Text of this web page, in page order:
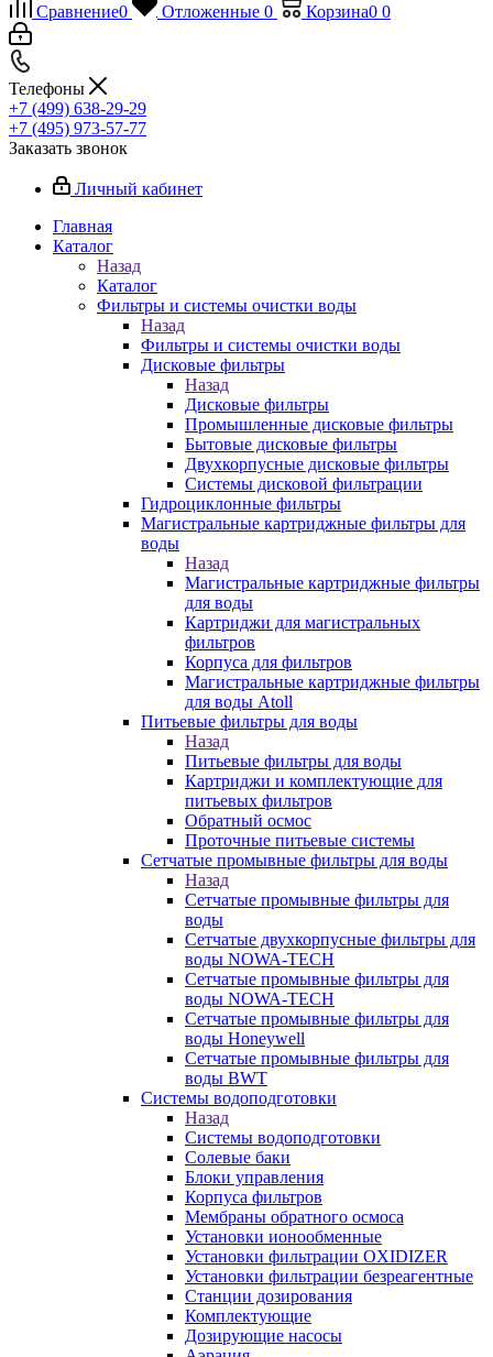
Сравнение0 Отложенные 0 Корзина0 0
Телефоны
+7 (499) 638-29-29
+7 (495) 973-57-77
Заказать звонок
Личный кабинет
Главная
Каталог
Назад
Каталог
Фильтры и системы очистки воды
Назад
Фильтры и системы очистки воды
Дисковые фильтры
Назад
Дисковые фильтры
Промышленные дисковые фильтры
Бытовые дисковые фильтры
Двухкорпусные дисковые фильтры
Системы дисковой фильтрации
Гидроциклонные фильтры
Магистральные картриджные фильтры для
воды
Назад
Магистральные картриджные фильтры
для воды
Картриджи для магистральных
фильтров
Корпуса для фильтров
Магистральные картриджные фильтры
для воды Atoll
Питьевые фильтры для воды
Назад
Питьевые фильтры для воды
Картриджи и комплектующие для
питьевых фильтров
Обратный осмос
Проточные питьевые системы
Сетчатые промывные фильтры для воды
Назад
Сетчатые промывные фильтры для
воды
Сетчатые двухкорпусные фильтры для
воды NOWA-TECH
Сетчатые промывные фильтры для
воды NOWA-TECH
Сетчатые промывные фильтры для
воды Honeywell
Сетчатые промывные фильтры для
воды BWT
Системы водоподготовки
Назад
Системы водоподготовки
Солевые баки
Блоки управления
Корпуса фильтров
Мембраны обратного осмоса
Установки ионообменные
Установки фильтрации OXIDIZER
Установки фильтрации безреагентные
Станции дозирования
Комплектующие
Дозирующие насосы